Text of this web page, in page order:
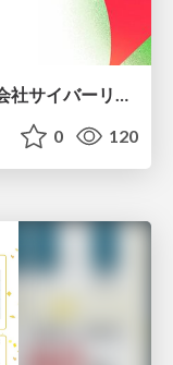
[2026.07] カルチャーデック｜株式会社サイバーリンクス
0 120